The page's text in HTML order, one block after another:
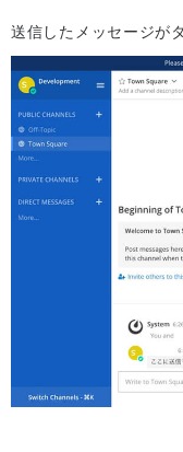
送信したメッセージが